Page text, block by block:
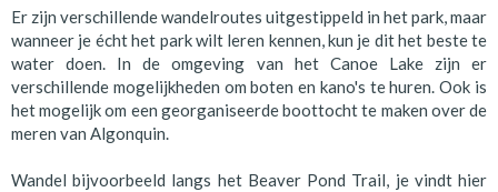
Er zijn verschillende wandelroutes uitgestippeld in het park, maar
wanneer je écht het park wilt leren kennen, kun je dit het beste te
water doen. In de omgeving van het Canoe Lake zijn er
verschillende mogelijkheden om boten en kano's te huren. Ook is
het mogelijk om een georganiseerde boottocht te maken over de
meren van Algonquin.
Wandel bijvoorbeeld langs het Beaver Pond Trail, je vindt hier